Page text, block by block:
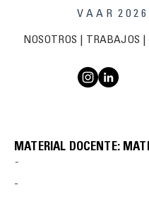
NOSOTROS TRABAJOS |
V A A R 2 0 2 6
MATERIAL DOCENTE:
-
-